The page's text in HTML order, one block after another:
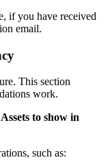
if you have received
email.
This section
work.
to show in
such as: